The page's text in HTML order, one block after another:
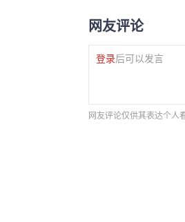
网友评论
登录后可以发言
网友评论仅供其表达个人